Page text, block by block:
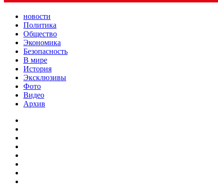
новости
Политика
Общество
Экономика
Безопасность
В мире
История
Эксклюзивы
Фото
Видео
Архив